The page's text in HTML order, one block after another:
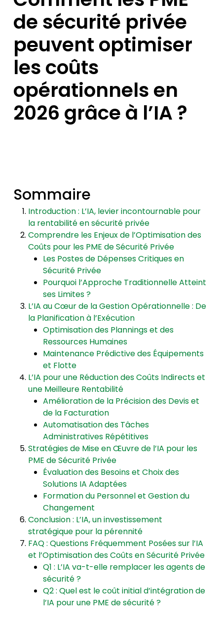
de sécurité privée
peuvent optimiser
les coûts
opérationnels en
2026 grâce à l’IA ?
Sommaire
Introduction : L’IA, levier incontournable pour
la rentabilité en sécurité privée
Comprendre les Enjeux de l’Optimisation des
Coûts pour les PME de Sécurité Privée
Les Postes de Dépenses Critiques en
Sécurité Privée
Pourquoi l’Approche Traditionnelle Atteint
ses Limites ?
L’IA au Cœur de la Gestion Opérationnelle : De
la Planification à l’Exécution
Optimisation des Plannings et des
Ressources Humaines
Maintenance Prédictive des Équipements
et Flotte
L’IA pour une Réduction des Coûts Indirects et
une Meilleure Rentabilité
Amélioration de la Précision des Devis et
de la Facturation
Automatisation des Tâches
Administratives Répétitives
Stratégies de Mise en Œuvre de l’IA pour les
PME de Sécurité Privée
Évaluation des Besoins et Choix des
Solutions IA Adaptées
Formation du Personnel et Gestion du
Changement
Conclusion : L’IA, un investissement
stratégique pour la pérennité
FAQ : Questions Fréquemment Posées sur l’IA
et l’Optimisation des Coûts en Sécurité Privée
Q1 : L’IA va-t-elle remplacer les agents de
sécurité ?
Q2 : Quel est le coût initial d’intégration de
l’IA pour une PME de sécurité ?